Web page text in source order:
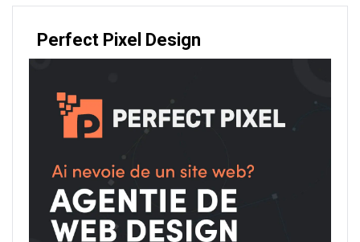
Perfect Pixel Design